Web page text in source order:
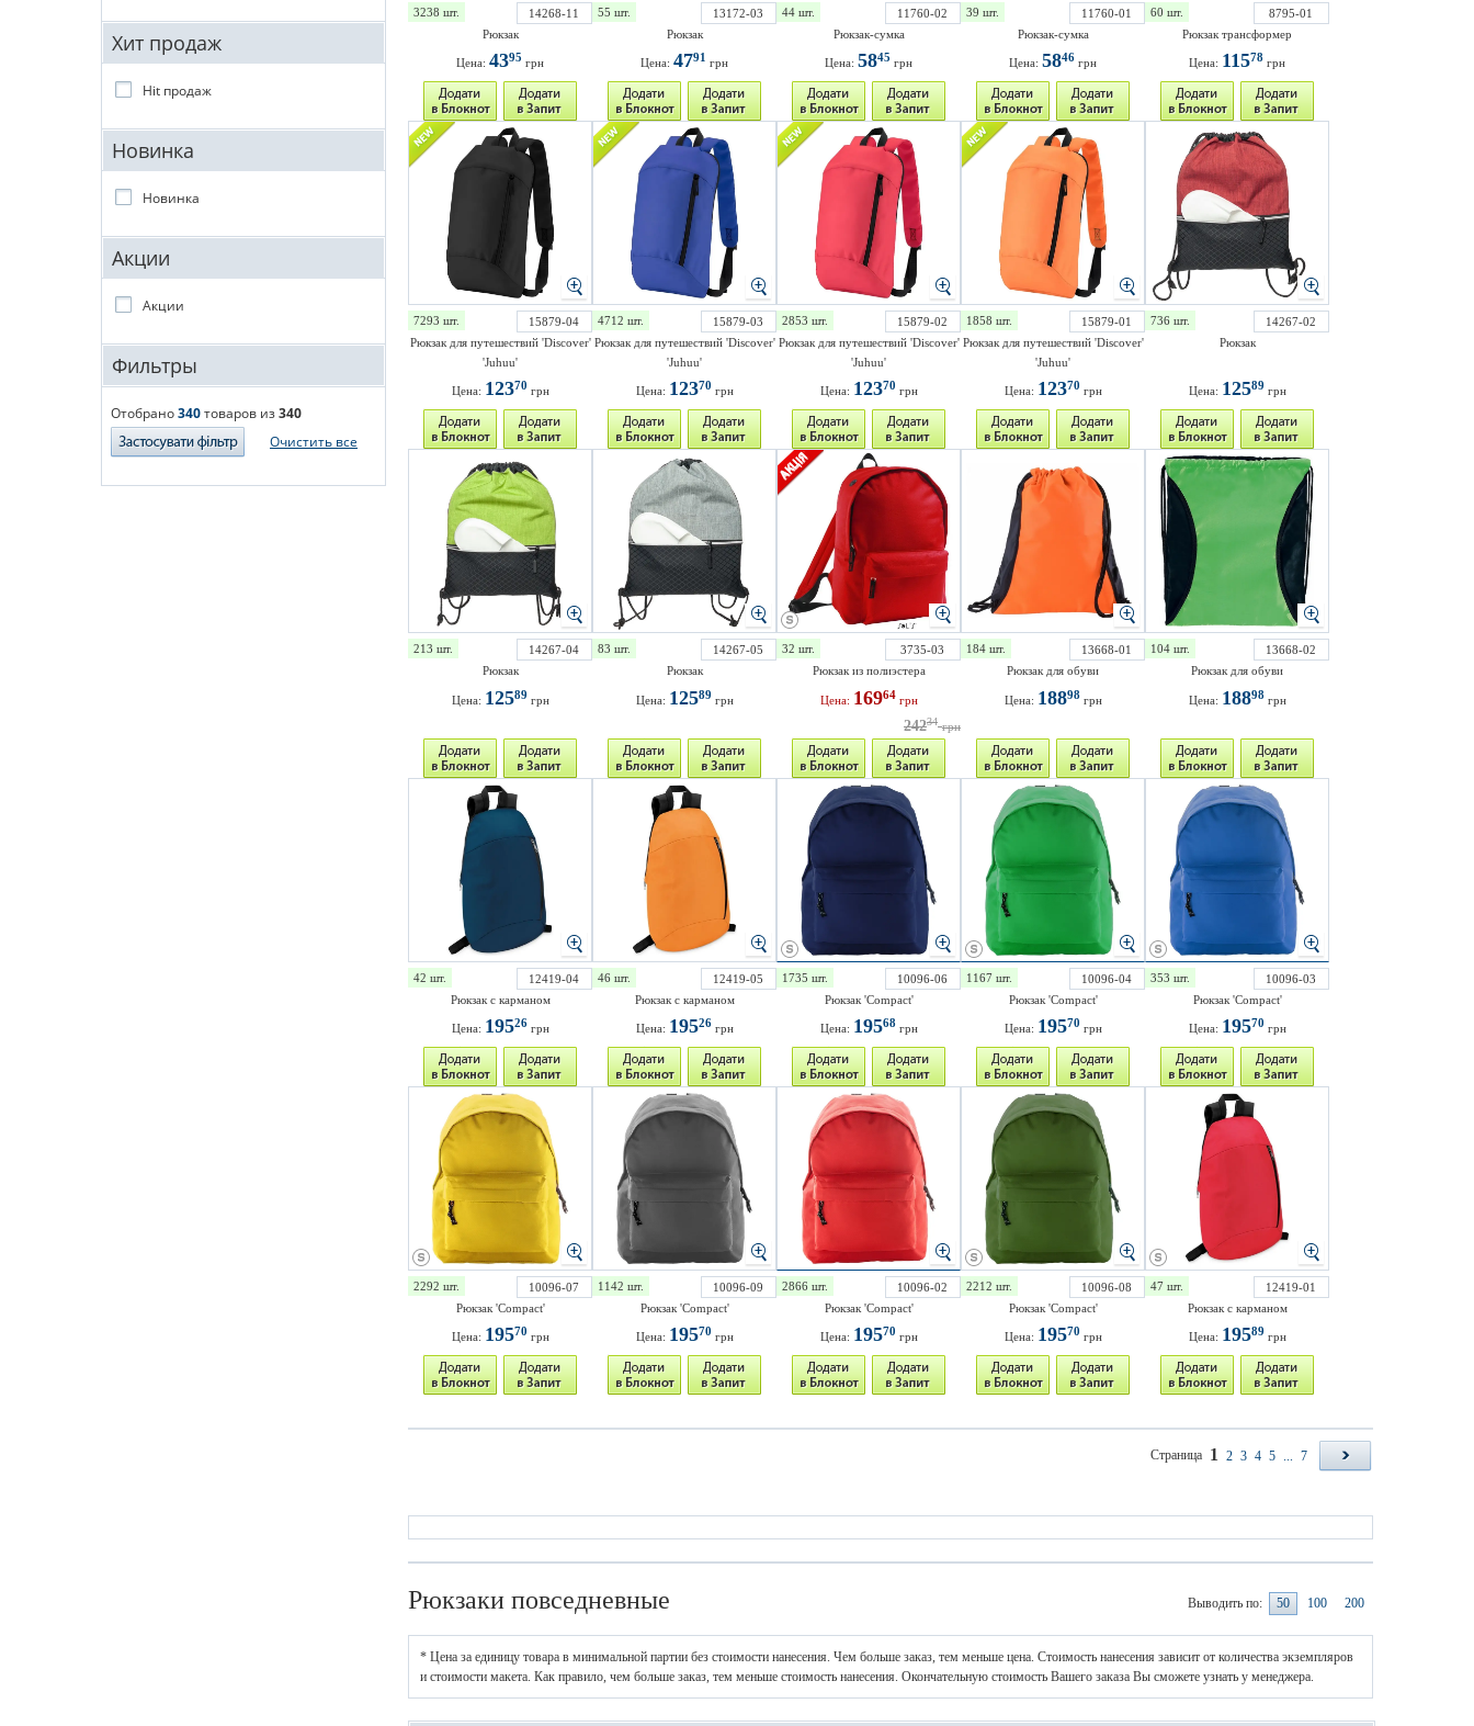
Хит продаж
Hit продаж
Новинка
Новинка
Акции
Акции
Фильтры
Отобрано340товаров из340
Очистить все
3238 шт.
14268-11
Рюкзак
Цена: 4395 грн
55 шт.
13172-03
Рюкзак
Цена: 4791 грн
44 шт.
11760-02
Рюкзак-сумка
Цена: 5845 грн
39 шт.
11760-01
Рюкзак-сумка
Цена: 5846 грн
60 шт.
8795-01
Рюкзак трансформер
Цена: 11578 грн
7293 шт.
15879-04
Рюкзак для путешествий 'Discover'
'Juhuu'
Цена: 12370 грн
4712 шт.
15879-03
Рюкзак для путешествий 'Discover'
'Juhuu'
Цена: 12370 грн
2853 шт.
15879-02
Рюкзак для путешествий 'Discover'
'Juhuu'
Цена: 12370 грн
1858 шт.
15879-01
Рюкзак для путешествий 'Discover'
'Juhuu'
Цена: 12370 грн
736 шт.
14267-02
Рюкзак
Цена: 12589 грн
213 шт.
14267-04
Рюкзак
Цена: 12589 грн
83 шт.
14267-05
Рюкзак
Цена: 12589 грн
32 шт.
3735-03
Рюкзак из полиэстера
Цена: 16964грн
24234 грн
184 шт.
13668-01
Рюкзак для обуви
Цена: 18898грн
104 шт.
13668-02
Рюкзак для обуви
Цена: 18898грн
42 шт.
12419-04
Рюкзак с карманом
Цена: 19526грн
46 шт.
12419-05
Рюкзак с карманом
Цена: 19526грн
1735 шт.
10096-06
Рюкзак 'Compact'
Цена: 19568грн
1167 шт.
10096-04
Рюкзак 'Compact'
Цена: 19570 грн
353 шт.
10096-03
Рюкзак 'Compact'
Цена: 19570 грн
2292 шт.
10096-07
Рюкзак 'Compact'
Цена: 19570 грн
1142 шт.
10096-09
Рюкзак 'Compact'
Цена: 19570 грн
2866 шт.
10096-02
Рюкзак 'Compact'
Цена: 19570 грн
2212 шт.
10096-08
Рюкзак 'Compact'
Цена: 19570 грн
47 шт.
12419-01
Рюкзак с карманом
Цена: 19589 грн
1 2 3 4 5 ... 7
Страница
Рюкзаки повседневные Выводить по: 50 100 200
* Цена за единицу товара в минимальной партии без стоимости нанесения. Чем больше заказ, тем меньше цена. Стоимость нанесения зависит от количества экземпляров
и стоимости макета. Как правило, чем больше заказ, тем меньше стоимость нанесения. Окончательную стоимость Вашего заказа Вы сможете узнать у менеджера.